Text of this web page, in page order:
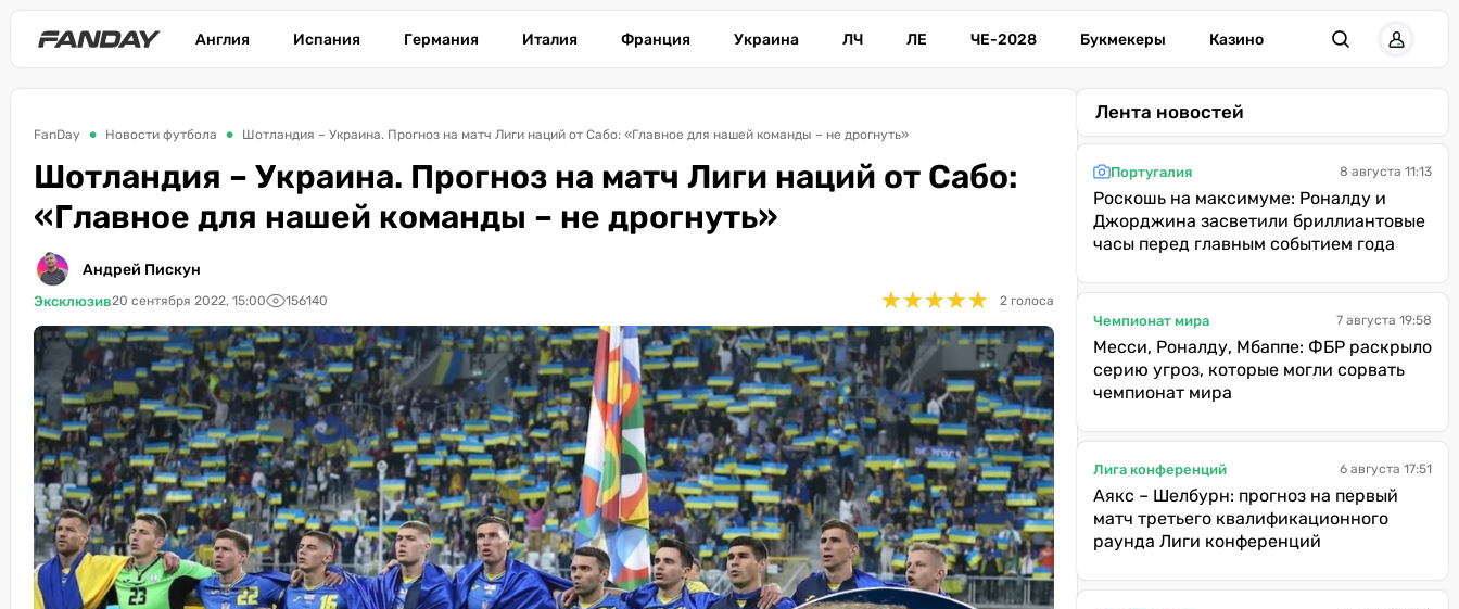
Англия Испания Германия Италия Франция Украина ЛЧ ЛЕ ЧЕ-2028 Букмекеры Казино
FanDay Новости футбола Шотландия – Украина. Прогноз на матч Лиги наций от Сабо: «Главное для нашей команды – не дрогнуть»
Шотландия – Украина. Прогноз на матч Лиги наций от Сабо:
«Главное для нашей команды – не дрогнуть»
Андрей Пискун
Эксклюзив20 сентября 2022, 15:00 156140 ★★★★★
★★★★★ 2 голоса
Лента новостей
Португалия 8 августа 11:13
Роскошь на максимуме: Роналду и
Джорджина засветили бриллиантовые
часы перед главным событием года
Чемпионат мира 7 августа 19:58
Месси, Роналду, Мбаппе: ФБР раскрыло
серию угроз, которые могли сорвать
чемпионат мира
Лига конференций 6 августа 17:51
Аякс – Шелбурн: прогноз на первый
матч третьего квалификационного
раунда Лиги конференций